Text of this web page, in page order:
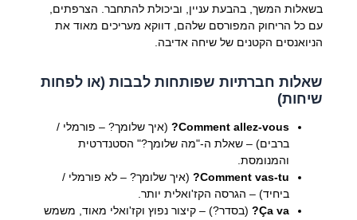
בשאלות המשך, בהבעת עניין, וביכולת להתחבר. הצרפתים,
עם כל הריחוק המפורסם שלהם, דווקא מעריכים מאוד את
הניואנסים הקטנים של שיחה אדיבה.
שאלות חברתיות שפותחות לבבות (או לפחות
שיחות)
Comment allez-vous? (איך שלומך? – פורמלי /
ברבים) – שאלת ה-"מה שלומך?" הסטנדרטית
והמנומסת.
Comment vas-tu? (איך שלומך? – לא פורמלי /
ביחיד) – הגרסה הקז'ואלית יותר.
Ça va? (בסדר?) – קיצור נפוץ וקז'ואלי מאוד, משמש